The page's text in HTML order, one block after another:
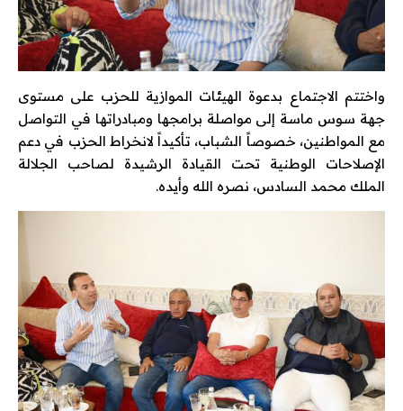
واختتم الاجتماع بدعوة الهيئات الموازية للحزب على مستوى
جهة سوس ماسة إلى مواصلة برامجها ومبادراتها في التواصل
مع المواطنين، خصوصاً الشباب، تأكيداً لانخراط الحزب في دعم
الإصلاحات الوطنية تحت القيادة الرشيدة لصاحب الجلالة
الملك محمد السادس، نصره الله وأيده.